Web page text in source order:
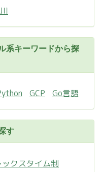
系キーワードから探
GCP Go言語
す
ックスタイム制